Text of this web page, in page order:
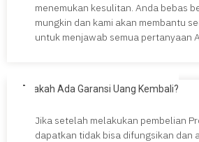
menemukan kesulitan. Anda bebas
mungkin dan kami akan membantu
untuk menjawab semua pertanyaan
Apakah Ada Garansi Uang Kembali?
Jika setelah melakukan pembelian
dapatkan tidak bisa difungsikan dan